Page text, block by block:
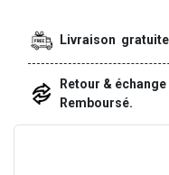
Livraison
Retour & échange
Remboursé.